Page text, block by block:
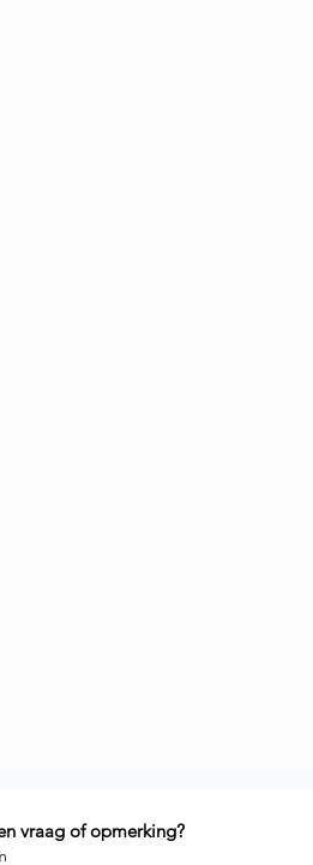
vraag of opmerking?